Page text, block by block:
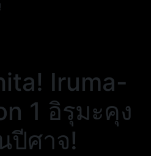
Iruma-
1 อิรุมะคุง
ปีศาจ!